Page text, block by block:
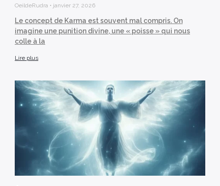
OeildeRudra janvier 27, 2026
Le concept de Karma est souvent mal compris. On
imagine une punition divine, une « poisse » qui nous
colle à la
Lire plus